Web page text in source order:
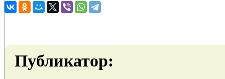
Публикатор: